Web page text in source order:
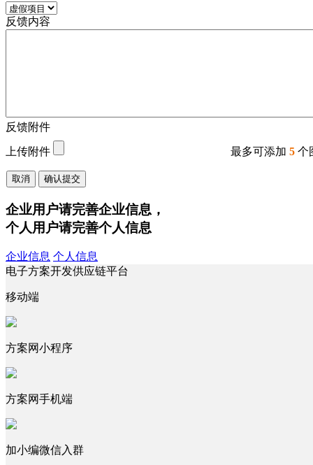
反馈内容
反馈附件
上传附件 最多可添加 5 个
取消 确认提交
企业用户请完善企业信息，
个人用户请完善个人信息
企业信息 个人信息
电子方案开发供应链平台
移动端
方案网小程序
方案网手机端
加小编微信入群